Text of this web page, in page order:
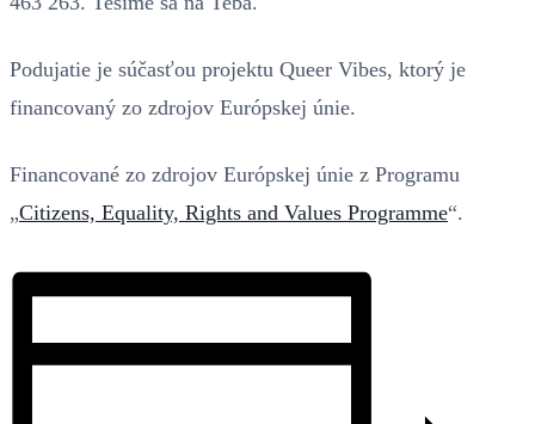
Podujatie je súčasťou projektu Queer Vibes, ktorý je
financovaný zo zdrojov Európskej únie.
Financované zo zdrojov Európskej únie z Programu
„Citizens, Equality, Rights and Values Programme“.